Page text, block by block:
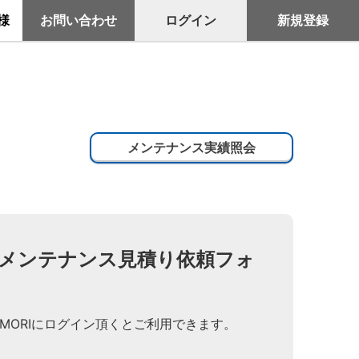
お問い合わせ ログイン 新規登録
メンテナンス実績照会
ンテナンス見積り依頼フォ
にログイン頂くとご利用できます。